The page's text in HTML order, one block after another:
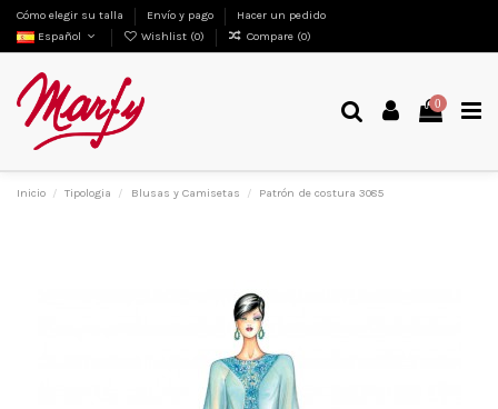
Cómo elegir su talla Envío y pago
Hacer un pedido
Español
Wishlist (0) Compare (0)
0
Inicio Tipologia Blusas y Camisetas Patrón de costura 3085